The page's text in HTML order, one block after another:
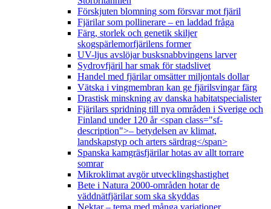
Förskjuten blomning som försvar mot fjäril
Fjärilar som pollinerare – en laddad fråga
Färg, storlek och genetik skiljer
skogspärlemorfjärilens former
UV-ljus avslöjar busksnabbvingens larver
Sydrovfjäril har smak för stadslivet
Handel med fjärilar omsätter miljontals dollar
Vätska i vingmembran kan ge fjärilsvingar färg
Drastisk minskning av danska habitatspecialister
Fjärilars spridning till nya områden i Sverige och
Finland under 120 år <span class="sf-
description">– betydelsen av klimat,
landskapstyp och arters särdrag</span>
Spanska kamgräsfjärilar hotas av allt torrare
somrar
Mikroklimat avgör utvecklingshastighet
Bete i Natura 2000-områden hotar de
väddnätfjärilar som ska skyddas
Nektar – tema med många variationer